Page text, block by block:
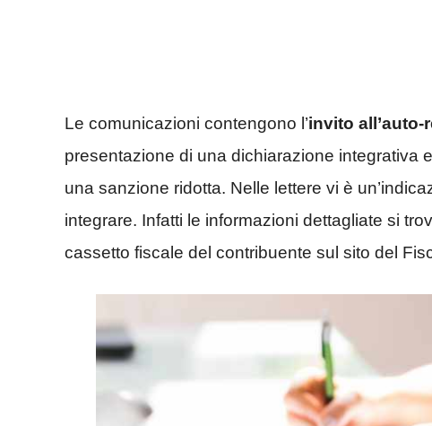
Le comunicazioni contengono l’invito
presentazione di una dichiarazione integrativa
una sanzione ridotta. Nelle lettere vi è
integrare. Infatti le informazioni dettagliate si
cassetto fiscale del contribuente sul sito del